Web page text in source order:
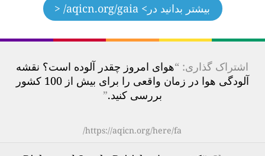
بیشتر بدانید در> aqicn.org/gaia/ <
اشتراک گذاری: “هوای امروز چقدر آلوده است؟ نقشه
آلودگی هوا در زمان واقعی را برای بیش از 100 کشور
بررسی کنید.”
https://aqicn.org/here/fa/